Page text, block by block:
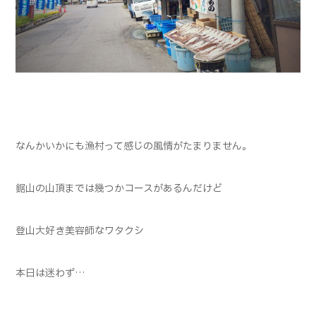
なんかいかにも漁村って感じの風情がたまりません。
鋸山の山頂までは幾つかコースがあるんだけど
登山大好き美容師なワタクシ
本日は迷わず…